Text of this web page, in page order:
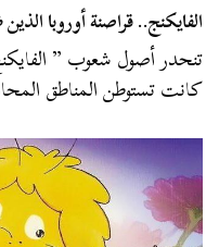
الفايكنج.. قراصنة أوروبا
تنحدر أصول شعوب ”
كانت تستوطن المناطق